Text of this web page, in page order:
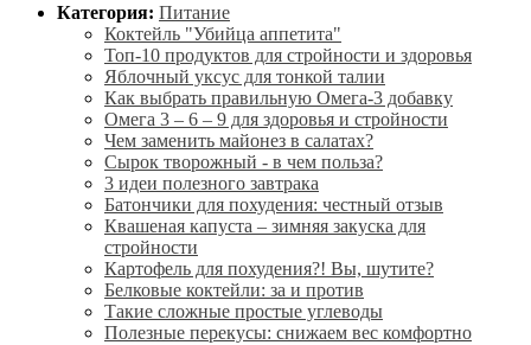
Категория: Питание
Коктейль "Убийца аппетита"
Топ-10 продуктов для стройности и здоровья
Яблочный уксус для тонкой талии
Как выбрать правильную Омега-3 добавку
Омега 3 – 6 – 9 для здоровья и стройности
Чем заменить майонез в салатах?
Сырок творожный - в чем польза?
3 идеи полезного завтрака
Батончики для похудения: честный отзыв
Квашеная капуста – зимняя закуска для
стройности
Картофель для похудения?! Вы, шутите?
Белковые коктейли: за и против
Такие сложные простые углеводы
Полезные перекусы: снижаем вес комфортно